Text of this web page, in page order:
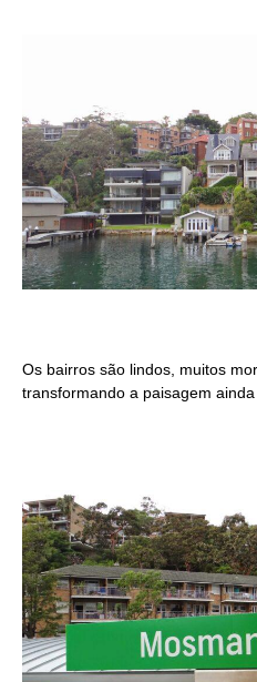
Os bairros são lindos, muitos
transformando a paisagem ainda